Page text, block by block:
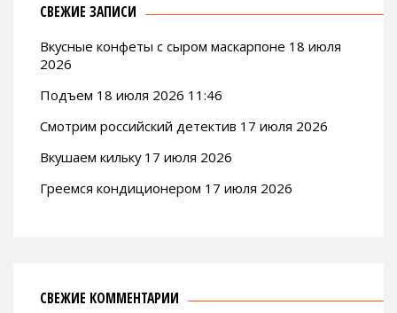
СВЕЖИЕ ЗАПИСИ
Вкусные конфеты с сыром маскарпоне 18 июля
2026
Подъем 18 июля 2026 11:46
Смотрим российский детектив 17 июля 2026
Вкушаем кильку 17 июля 2026
Греемся кондиционером 17 июля 2026
СВЕЖИЕ КОММЕНТАРИИ